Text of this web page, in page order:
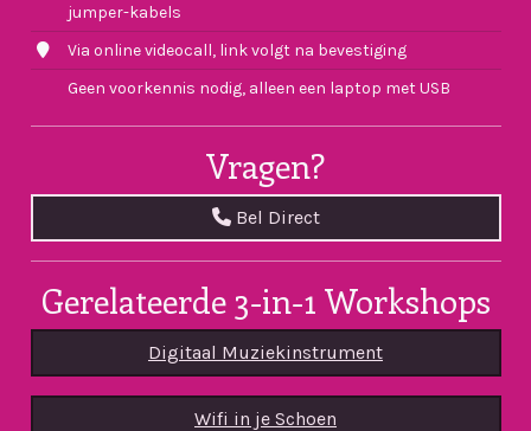
jumper-kabels
Via online videocall, link volgt na bevestiging
Geen voorkennis nodig, alleen een laptop met USB
Vragen?
Bel Direct
Gerelateerde 3-in-1 Workshops
Digitaal Muziekinstrument
Wifi in je Schoen